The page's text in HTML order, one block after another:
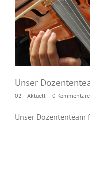
Unser
für
Unser
02 _ Aktuell | 0 Kommentare
Unser Dozententeam